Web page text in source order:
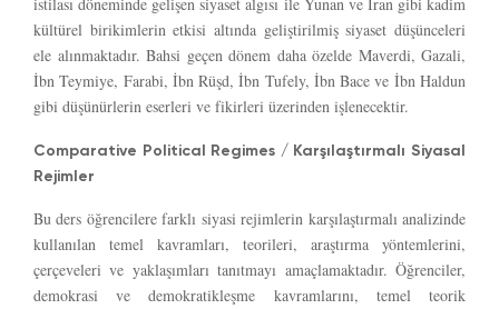
kültürel birikimlerin etkisi altında geliştirilmiş siyaset düşünceleri
ele alınmaktadır. Bahsi geçen dönem daha özelde Maverdi, Gazali,
İbn Teymiye, Farabi, İbn Rüşd, İbn Tufely, İbn Bace ve İbn Haldun
gibi düşünürlerin eserleri ve fikirleri üzerinden işlenecektir.
Comparative Political Regimes / Karşılaştırmalı Siyasal
Rejimler
Bu ders öğrencilere farklı siyasi rejimlerin karşılaştırmalı analizinde
kullanılan temel kavramları, teorileri, araştırma yöntemlerini,
çerçeveleri ve yaklaşımları tanıtmayı amaçlamaktadır. Öğrenciler,
demokrasi ve demokratikleşme kavramlarını, temel teorik